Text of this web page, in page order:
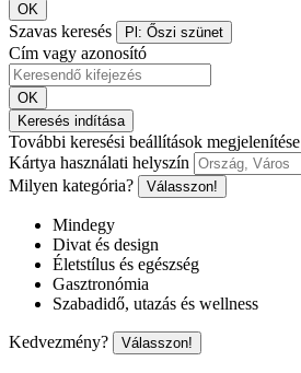
OK
Szavas keresés Pl: Őszi szünet
Cím vagy azonosító
OK
Keresés indítása
További keresési beállítások megjelenítése
Kártya használati helyszín
Milyen kategória?
Válasszon!
Mindegy
Divat és design
Életstílus és egészség
Gasztronómia
Szabadidő, utazás és wellness
Kedvezmény? Válasszon!